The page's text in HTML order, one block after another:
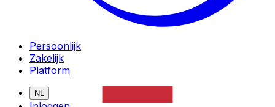
Persoonlijk
Zakelijk
Platform
NL